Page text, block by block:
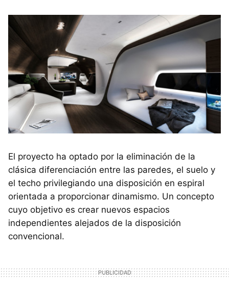
El proyecto ha optado por la eliminación de la
clásica diferenciación entre las paredes, el suelo y
el techo privilegiando una disposición en espiral
orientada a proporcionar dinamismo. Un concepto
cuyo objetivo es crear nuevos espacios
independientes alejados de la disposición
convencional.